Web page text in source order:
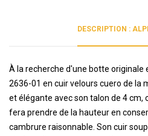
DESCRIPTION :
À la recherche d'une botte originale
2636-01 en cuir velours cuero de la
et élégante avec son talon de 4 cm,
fera prendre de la hauteur en
cambrure raisonnable. Son cuir